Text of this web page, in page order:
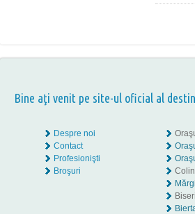
Bine aţi venit pe site-ul oficial al
Despre noi
Contact
Profesionişti
Broşuri